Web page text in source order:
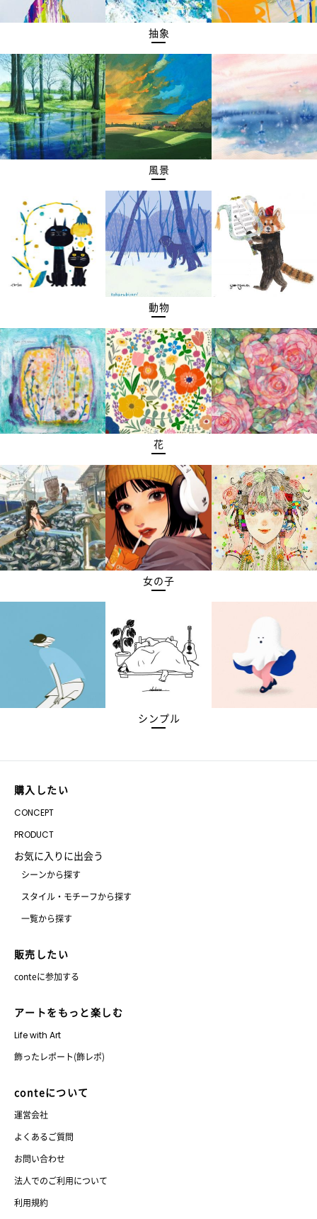
抽象
風景
動物
花
女の子
シンプル
購入したい
CONCEPT
PRODUCT
お気に入りに出会う
シーンから探す
スタイル・モチーフから探す
一覧から探す
販売したい
conteに参加する
アートをもっと楽しむ
Life with Art
飾ったレポート(飾レポ)
conteについて
運営会社
よくあるご質問
お問い合わせ
法人でのご利用について
利用規約